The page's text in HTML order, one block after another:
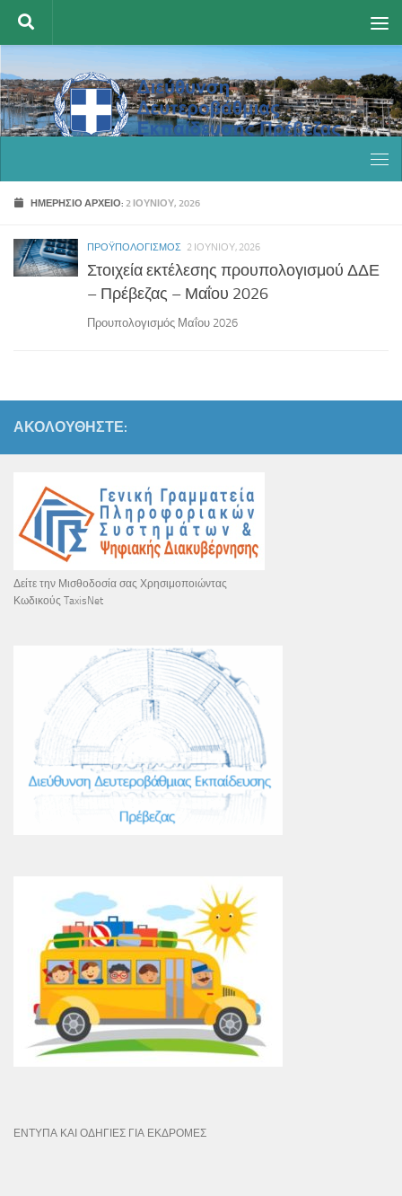
Skip to content
ΗΜΕΡΉΣΙΟ ΑΡΧΕΊΟ: 2 ΙΟΥΝΊΟΥ, 2026
ΠΡΟΫΠΟΛΟΓΙΣΜΌΣ 2 ΙΟΥΝΊΟΥ, 2026
Στοιχεία εκτέλεσης προυπολογισμού ΔΔΕ
– Πρέβεζας – Μαΐου 2026
Προυπολογισμός Μαΐου 2026
ΑΚΟΛΟΥΘΉΣΤΕ:
Δείτε την Μισθοδοσία σας Χρησιμοποιώντας
Κωδικούς TaxisNet
ΕΝΤΥΠΑ ΚΑΙ ΟΔΗΓΙΕΣ ΓΙΑ ΕΚΔΡΟΜΕΣ